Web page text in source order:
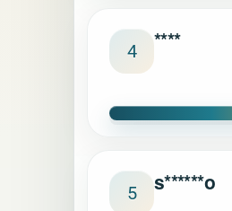
4 ****
5 s******o